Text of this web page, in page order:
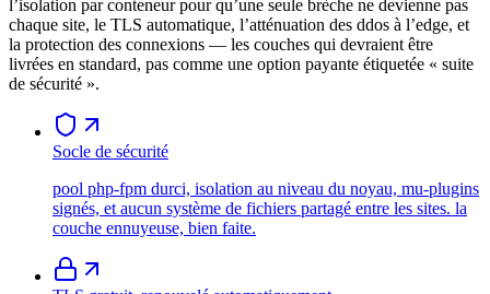
l’isolation par conteneur pour qu’une seule brèche ne devienne pas
chaque site, le TLS automatique, l’atténuation des ddos à l’edge, et
la protection des connexions — les couches qui devraient être
livrées en standard, pas comme une option payante étiquetée « suite
de sécurité ».
Socle de sécurité
pool php-fpm durci, isolation au niveau du noyau, mu-plugins
signés, et aucun système de fichiers partagé entre les sites. la
couche ennuyeuse, bien faite.